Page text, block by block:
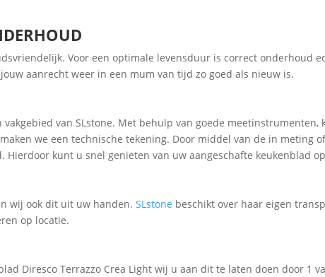
Voor een optimale levensduur is correct onderhoud
aanrecht weer in een mum van tijd zo goed als nieuw is.
van SLstone. Met behulp van goede
we een technische tekening. Door middel van de in meting
Hierdoor kunt u snel genieten van uw aangeschafte keukenblad
wij ook dit uit uw handen.SLstone beschikt over haar eigen
op locatie.
Diresco Terrazzo Crea Light wij u aan dit te laten doen door 1